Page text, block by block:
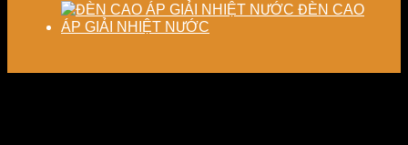
ĐÈN CAO
ÁP GIẢI NHIỆT NƯỚC